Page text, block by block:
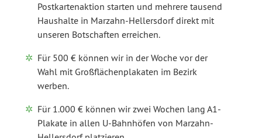
Postkartenaktion starten und mehrere tausend
Haushalte in Marzahn-Hellersdorf direkt mit
unseren Botschaften erreichen.
Für 500 € können wir in der Woche vor der
Wahl mit Großflächenplakaten im Bezirk
werben.
Für 1.000 € können wir zwei Wochen lang A1-
Plakate in allen U-Bahnhöfen von Marzahn-